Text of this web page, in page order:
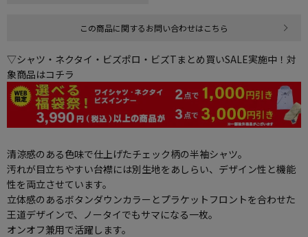
この商品に関するお問い合わせはこちら
▽シャツ・ネクタイ・ビズポロ・ビズTまとめ買いSALE実施中！対
象商品はコチラ
清涼感のある色味で仕上げたチェック柄の半袖シャツ。
汚れが目立ちやすい台襟には別生地をあしらい、デザイン性と機能
性を両立させています。
立体感のあるボタンダウンカラーとプラケットフロントを合わせた
王道デザインで、ノータイでもサマになる一枚。
オンオフ兼用で活躍します。